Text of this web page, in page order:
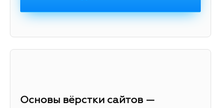
Основы вёрстки сайтов —